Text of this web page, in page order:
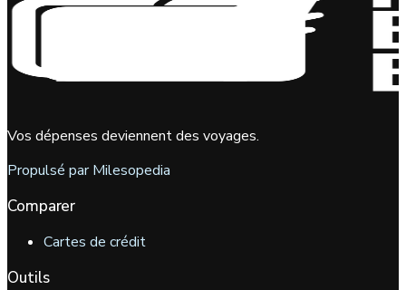
Vos dépenses deviennent des voyages.
Propulsé par Milesopedia
Comparer
Cartes de crédit
Outils